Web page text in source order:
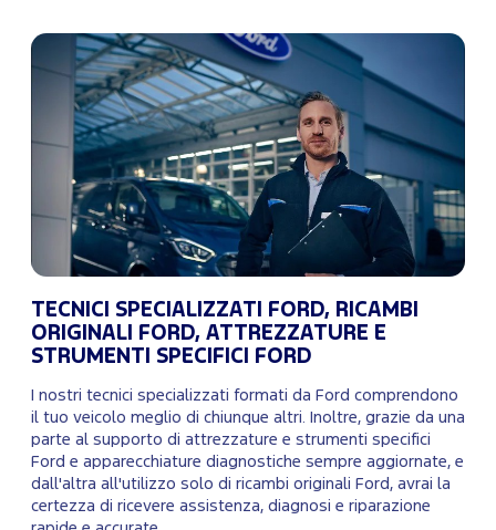
TECNICI SPECIALIZZATI FORD, RICAMBI
ORIGINALI FORD, ATTREZZATURE E
STRUMENTI SPECIFICI FORD
I nostri tecnici specializzati formati da Ford comprendono
il tuo veicolo meglio di chiunque altri. Inoltre, grazie da una
parte al supporto di attrezzature e strumenti specifici
Ford e apparecchiature diagnostiche sempre aggiornate, e
dall'altra all'utilizzo solo di ricambi originali Ford, avrai la
certezza di ricevere assistenza, diagnosi e riparazione